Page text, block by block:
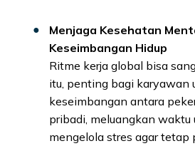
Menjaga Kesehatan
Keseimbangan Hidup
Ritme kerja global bisa
itu, penting bagi karyawan
keseimbangan antara
pribadi, meluangkan waktu
mengelola stres agar tetap